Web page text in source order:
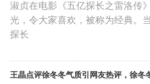
淑贞在电影《五亿探长之雷洛传
光，令大家喜欢，被称为经典。
探长
王晶点评徐冬冬气质引网友热评，徐冬